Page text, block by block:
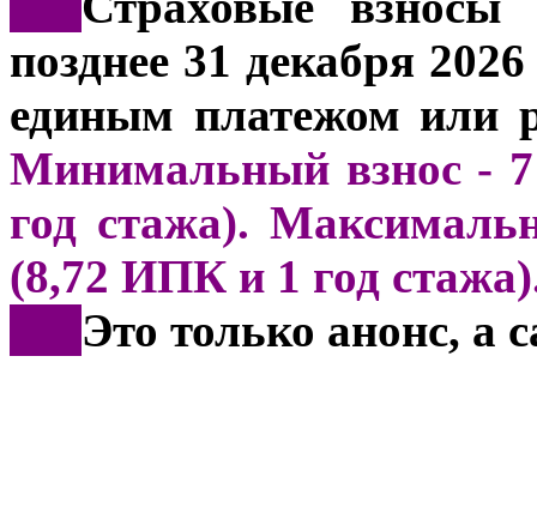
позднее 31 декабря
единым платежом или
Минимальный взнос -
год стажа).
(8,72 ИПК и 1 год
Это только анонс, а